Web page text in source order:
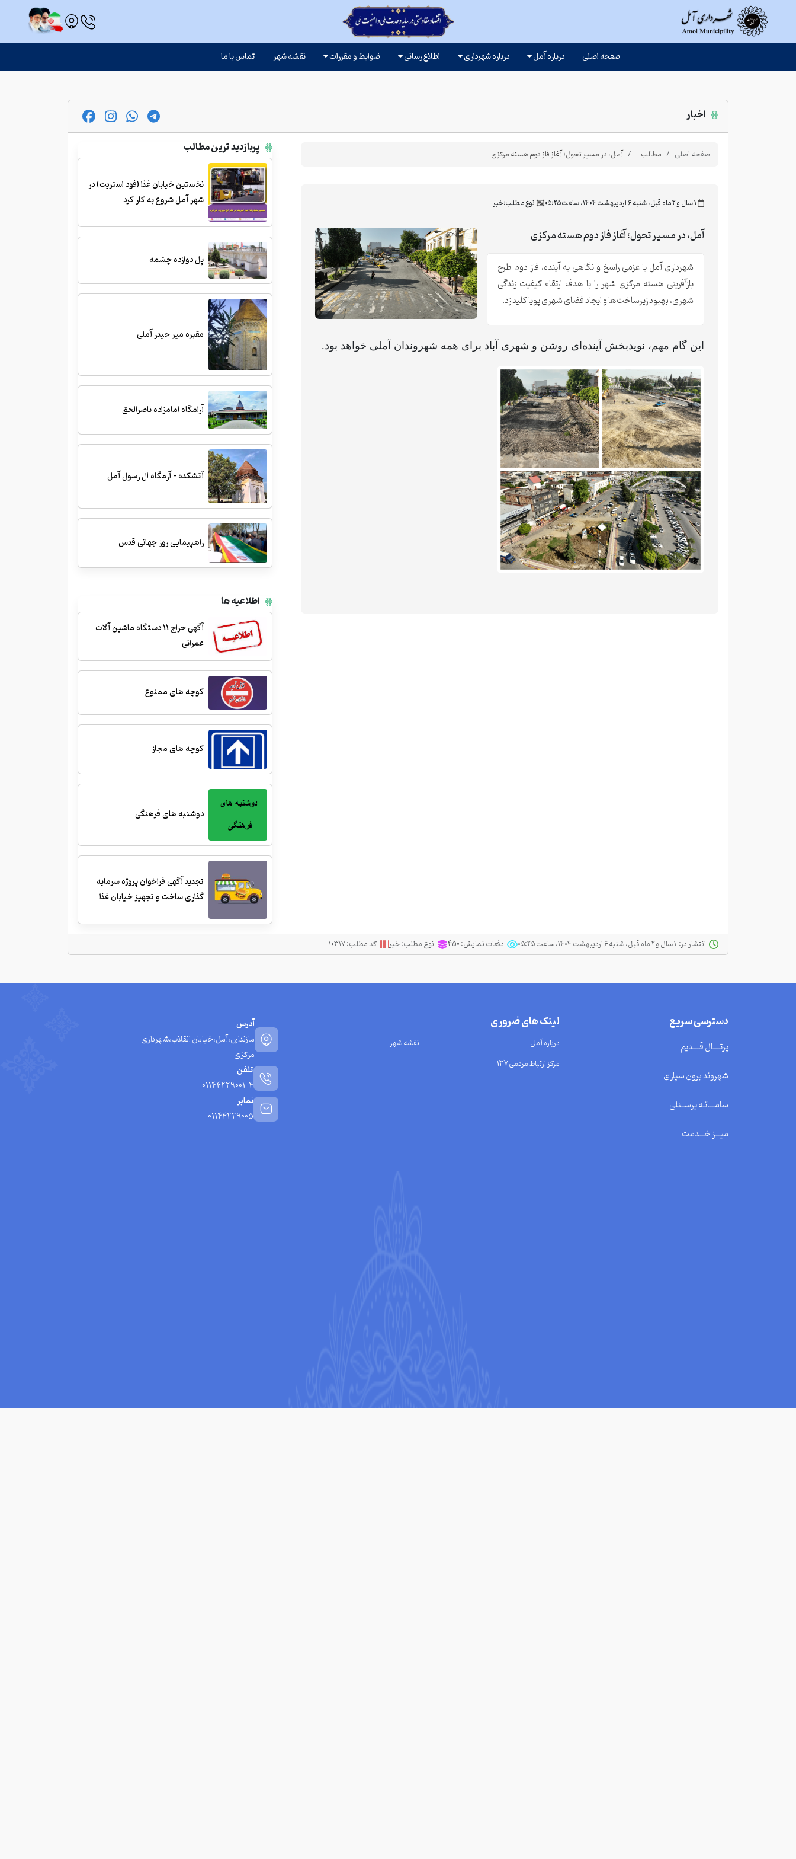
صفحه اصلی درباره آمل درباره شهرداری اطلاع رسانی ضوابط و مقررات نقشه شهر تماس با ما
اخبار
صفحه اصلی مطالب آمل، در مسیر تحول؛ آغاز فاز دوم هسته مرکزی
‫۱ سال و ۲ ماه قبل، شنبه ۶ اردیبهشت ۱۴۰۴، ساعت ۰۵:۲۵ نوع مطلب:خبر
آمل، در مسیر تحول؛ آغاز فاز دوم هسته مرکزی
شهرداری آمل با عزمی راسخ و نگاهی به آینده، فاز دوم طرح
بازآفرینی هسته مرکزی شهر را با هدف ارتقاء کیفیت زندگی
شهری، بهبود زیرساخت‌ها و ایجاد فضای شهری پویا کلید زد.
این گام مهم، نویدبخش آینده‌ای روشن و شهری آباد برای همه شهروندان آملی خواهد بود.
پربازدید ترین مطالب
نخستین خیابان غذا (فود استریت) در
شهر آمل شروع به کار کرد
پل دوازده چشمه
مقبره میر حیدر آملی
آرامگاه امامزاده ناصرالحق
آتشکده - آرمگاه ال رسول آمل
راهپیمایی روز جهانی قدس
اطلاعیه ها
آگهی حراج 11 دستگاه ماشین آلات
عمرانی
کوچه های ممنوع
کوچه های مجاز
دوشنبه های فرهنگی
تجدید آگهی فراخوان پروژه سرمایه
گذاری ساخت و تجهیز خیابان غذا
انتشار در: دفعات نمایش:450 نوع مطلب:خبر کد مطلب:۱۰۳۱۷
دسترسی سریع
پرتــــال قــــدیم
شهروند برون سپاری
سامـــانـه پرســنلی
میـــز خـــدمت
لینک های ضروری
درباره آمل
نقشه شهر
مرکز ارتباط مردمی137
آدرس
مازندارن،آمل،خیابان انقلاب،شهرداری
مرکزی
تلفن
01144229001-4
نمابر
01144229005